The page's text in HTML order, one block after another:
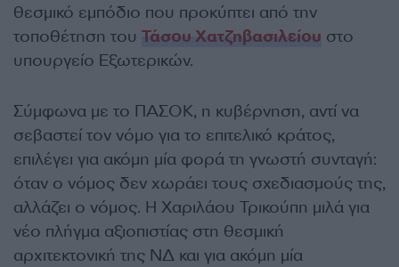
θεσμικό εμπόδιο που προκύπτει από την
τοποθέτηση του Τάσου Χατζηβασιλείου στο
υπουργείο Εξωτερικών.
Σύμφωνα με το ΠΑΣΟΚ, η κυβέρνηση, αντί να
σεβαστεί τον νόμο για το επιτελικό κράτος,
επιλέγει για ακόμη μία φορά τη γνωστή συνταγή:
όταν ο νόμος δεν χωράει τους σχεδιασμούς της,
αλλάζει ο νόμος. Η Χαριλάου Τρικούπη μιλά για
νέο πλήγμα αξιοπιστίας στη θεσμική
αρχιτεκτονική της ΝΔ και για ακόμη μία